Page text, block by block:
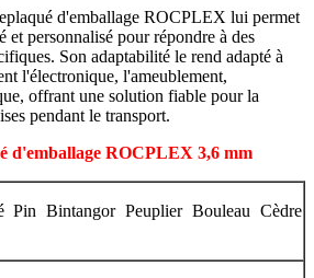
d'emballage ROCPLEX lui permet
et personnalisé pour répondre à des
Son adaptabilité le rend adapté à
l'électronique, l'ameublement,
offrant une solution fiable pour la
pendant le transport.
d'emballage ROCPLEX 3,6 mm
Bintangor Peuplier Bouleau Cèdre